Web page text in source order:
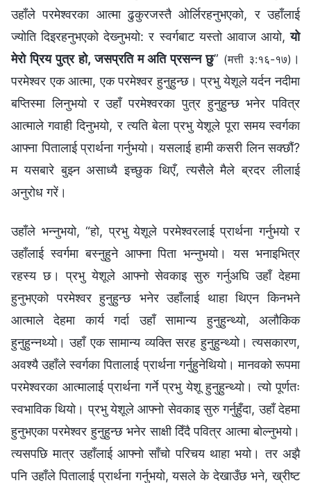
उहाँले परमेश्‍वरका आत्मा ढुकुरजस्तै ओर्लिरहनुभएको, र उहाँलाई
ज्योति दिइरहनुभएको देख्‍नुभयो: र स्वर्गबाट यस्तो आवाज आयो,यो
मेरो प्रिय पुत्र हो, जसप्रति म अति प्रसन्न छु” (मत्ती ३:१६-१७) ।
परमेश्‍वर एक आत्मा, एक परमेश्‍वर हुनुहुन्छ। प्रभु येशूले यर्दन नदीमा
बप्तिस्मा लिनुभयो र उहाँ परमेश्‍वरका पुत्र हुनुहुन्छ भनेर पवित्र
आत्माले गवाही दिनुभयो, र त्यति बेला प्रभु येशूले पूरा समय स्वर्गका
आफ्ना पितालाई प्रार्थना गर्नुभयो। यसलाई हामी कसरी लिन सक्छौं?
म यसबारे बुझ्न असाध्यै इच्छुक थिएँ, त्यसैले मैले ब्रदर लीलाई
अनुरोध गरें।
उहाँले भन्नुभयो, “हो, प्रभु येशूले परमेश्‍वरलाई प्रार्थना गर्नुभयो र
उहाँलाई स्वर्गमा बस्नुहुने आफ्ना पिता भन्नुभयो। यस भनाइभित्र
रहस्य छ। प्रभु येशूले आफ्नो सेवकाइ सुरु गर्नुअघि उहाँ देहमा
हुनुभएको परमेश्‍वर हुनुहुन्छ भनेर उहाँलाई थाहा थिएन किनभने
आत्माले देहमा कार्य गर्दा उहाँ सामान्य हुनुहुन्थ्यो, अलौकिक
हुनुहुन्नथ्यो। उहाँ एक सामान्य व्यक्ति सरह हुनुहुन्थ्यो। त्यसकारण,
अवश्यै उहाँले स्वर्गका पितालाई प्रार्थना गर्नुहुनेथियो। मानवको रूपमा
परमेश्‍वरका आत्मालाई प्रार्थना गर्ने प्रभु येशू हुनुहुन्थ्यो। त्यो पूर्णतः
स्वभाविक थियो। प्रभु येशूले आफ्नो सेवकाइ सुरु गर्नुहुँदा, उहाँ देहमा
हुनुभएका परमेश्‍वर हुनुहुन्छ भनेर साक्षी दिँदै पवित्र आत्मा बोल्नुभयो।
त्यसपछि मात्र उहाँलाई आफ्नो साँचो परिचय थाहा भयो। तर अझै
पनि उहाँले पितालाई प्रार्थना गर्नुभयो, यसले के देखाउँछ भने, ख्रीष्ट